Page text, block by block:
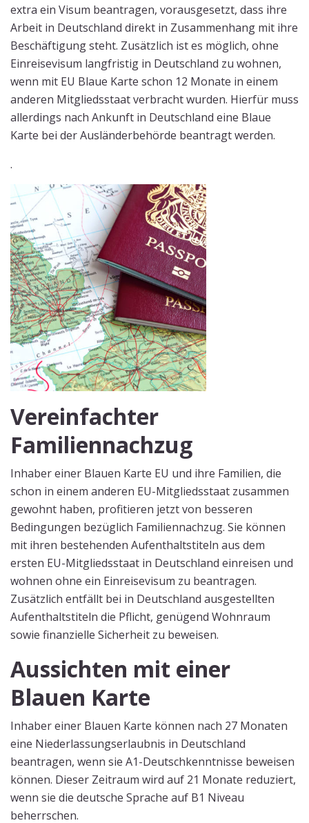
extra ein Visum beantragen, vorausgesetzt, dass ihre
Arbeit in Deutschland direkt in Zusammenhang mit ihre
Beschäftigung steht. Zusätzlich ist es möglich, ohne
Einreisevisum langfristig in Deutschland zu wohnen,
wenn mit EU Blaue Karte schon 12 Monate in einem
anderen Mitgliedsstaat verbracht wurden. Hierfür muss
allerdings nach Ankunft in Deutschland eine Blaue
Karte bei der Ausländerbehörde beantragt werden.
.
Vereinfachter
Familiennachzug
Inhaber einer Blauen Karte EU und ihre Familien, die
schon in einem anderen EU-Mitgliedsstaat zusammen
gewohnt haben, profitieren jetzt von besseren
Bedingungen bezüglich Familiennachzug. Sie können
mit ihren bestehenden Aufenthaltstiteln aus dem
ersten EU-Mitgliedsstaat in Deutschland einreisen und
wohnen ohne ein Einreisevisum zu beantragen.
Zusätzlich entfällt bei in Deutschland ausgestellten
Aufenthaltstiteln die Pflicht, genügend Wohnraum
sowie finanzielle Sicherheit zu beweisen.
Aussichten mit einer
Blauen Karte
Inhaber einer Blauen Karte können nach 27 Monaten
eine Niederlassungserlaubnis in Deutschland
beantragen, wenn sie A1-Deutschkenntnisse beweisen
können. Dieser Zeitraum wird auf 21 Monate reduziert,
wenn sie die deutsche Sprache auf B1 Niveau
beherrschen.